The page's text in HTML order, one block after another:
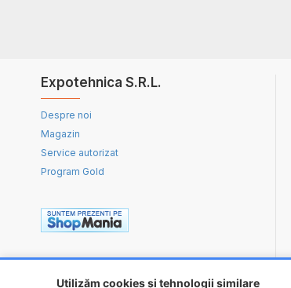
Utilizăm cookies și tehnologii similare
Expotehnica S.R.L.
Despre noi
Magazin
Service autorizat
Program Gold